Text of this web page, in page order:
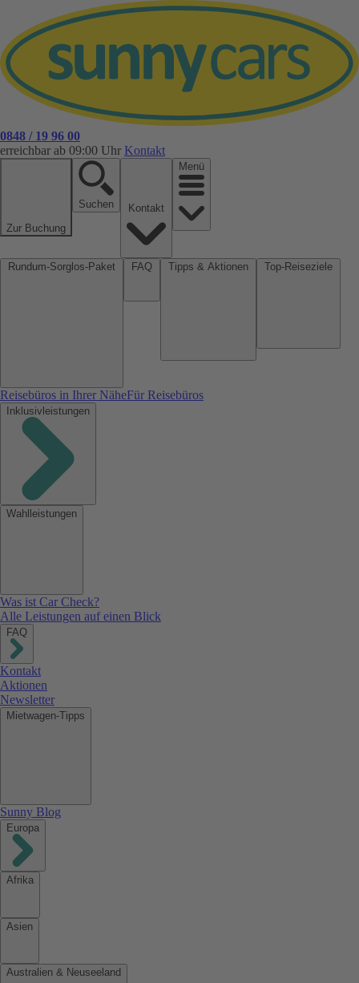
0848 / 19 96 00
erreichbar ab 09:00 Uhr Kontakt
Zur Buchung
Suchen
Menü
Reisebüros in Ihrer NäheFür Reisebüros
Inklusivleistungen
Wahlleistungen
Was ist Car Check?
Alle Leistungen auf einen Blick
FAQ
Kontakt
Aktionen
Newsletter
Mietwagen-Tipps
Sunny Blog
Europa
Afrika
Asien
Australien & Neuseeland